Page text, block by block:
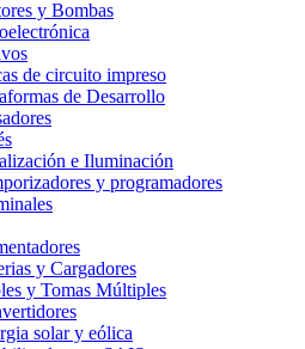
y Bombas
de circuito impreso
de Desarrollo
e Iluminación
y programadores
y Cargadores
y Tomas Múltiples
solar y eólica